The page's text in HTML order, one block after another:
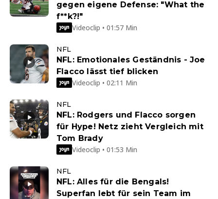
gegen eigene Defense: "What the
f**k?!"
Videoclip • 01:57 Min
NFL
NFL: Emotionales Geständnis - Joe
Flacco lässt tief blicken
Videoclip • 02:11 Min
NFL
NFL: Rodgers und Flacco sorgen
für Hype! Netz zieht Vergleich mit
Tom Brady
Videoclip • 01:53 Min
NFL
NFL: Alles für die Bengals!
Superfan lebt für sein Team im